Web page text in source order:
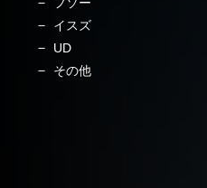
イスズ
UD
その他